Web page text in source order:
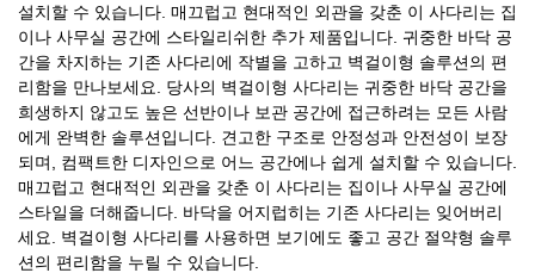
설치할 수 있습니다. 매끄럽고 현대적인 외관을 갖춘 이 사다리는 집
이나 사무실 공간에 스타일리쉬한 추가 제품입니다. 귀중한 바닥 공
간을 차지하는 기존 사다리에 작별을 고하고 벽걸이형 솔루션의 편
리함을 만나보세요. 당사의 벽걸이형 사다리는 귀중한 바닥 공간을
희생하지 않고도 높은 선반이나 보관 공간에 접근하려는 모든 사람
에게 완벽한 솔루션입니다. 견고한 구조로 안정성과 안전성이 보장
되며, 컴팩트한 디자인으로 어느 공간에나 쉽게 설치할 수 있습니다.
매끄럽고 현대적인 외관을 갖춘 이 사다리는 집이나 사무실 공간에
스타일을 더해줍니다. 바닥을 어지럽히는 기존 사다리는 잊어버리
세요. 벽걸이형 사다리를 사용하면 보기에도 좋고 공간 절약형 솔루
션의 편리함을 누릴 수 있습니다.